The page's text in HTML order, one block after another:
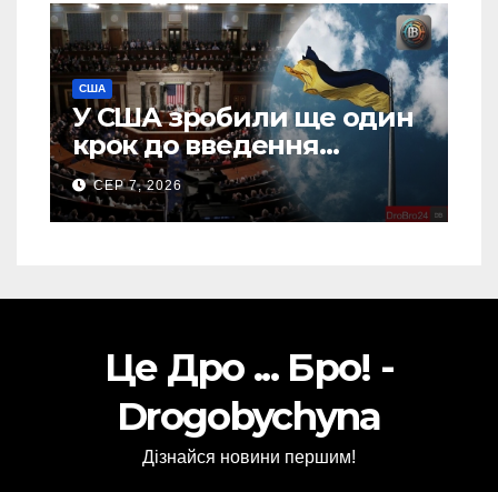
США
У США зробили ще один
крок до введення
“пекельних санкцій”
проти Росії
СЕР 7, 2026
Це Дро ... Бро! -
Drogobychyna
Дізнайся новини першим!